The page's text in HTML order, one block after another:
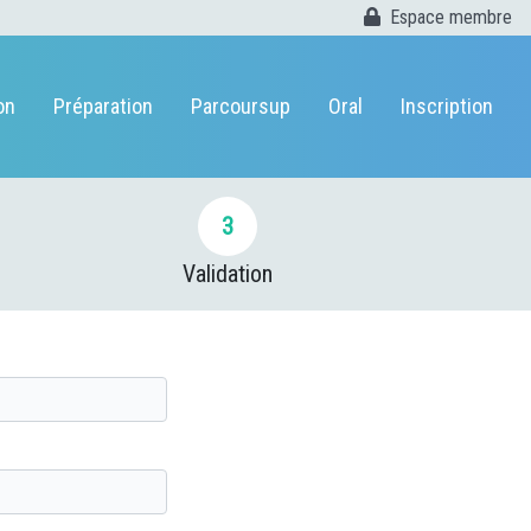
Espace membre
Préparation Parcoursup Oral Inscription
3
Validation